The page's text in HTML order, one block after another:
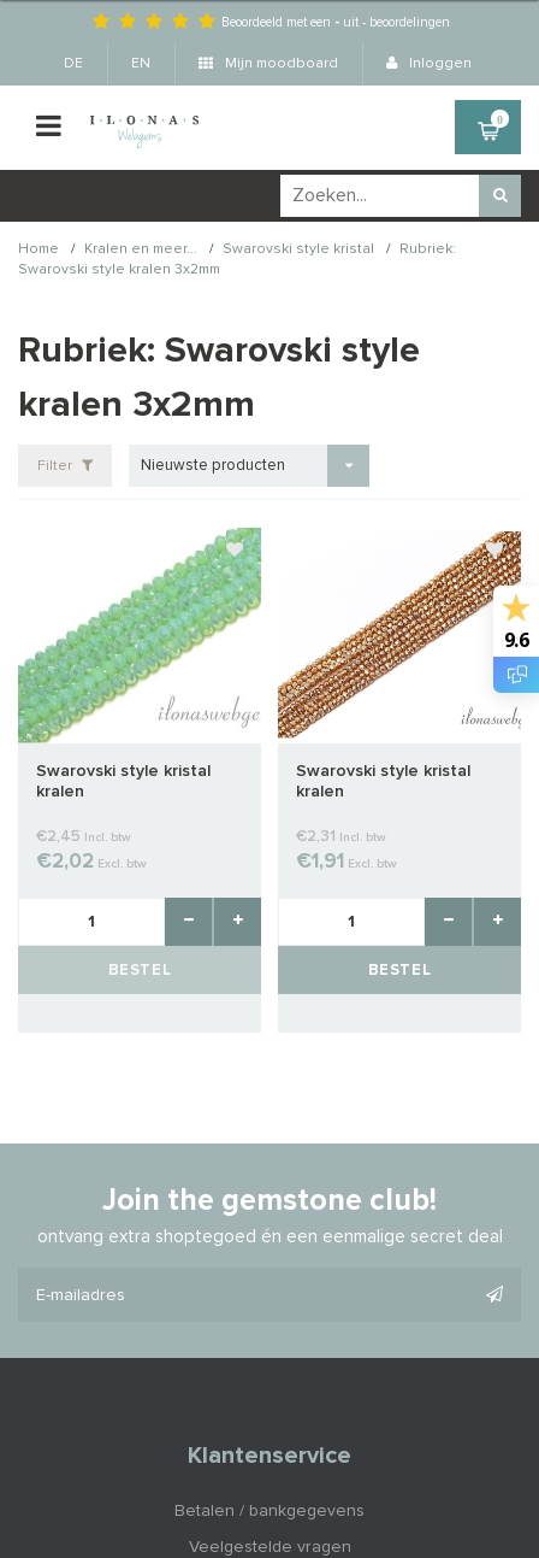
Beoordeeld met een - uit -beoordelingen
DE EN Mijn moodboard Inloggen
0
Home / Kralen en meer... / Swarovski style kristal /
Rubriek:
Swarovski style kralen 3x2mm
Rubriek: Swarovski style
kralen 3x2mm
Filter Nieuwste producten
Swarovski style kristal
kralen
€2,45 Incl. btw
€2,02 Excl. btw
BESTEL
Swarovski style kristal
kralen
€2,31 Incl. btw
€1,91 Excl. btw
BESTEL
Join the gemstone club!
ontvang extra shoptegoed én een eenmalige secret deal
Klantenservice
Betalen / bankgegevens
Veelgestelde vragen
9.6